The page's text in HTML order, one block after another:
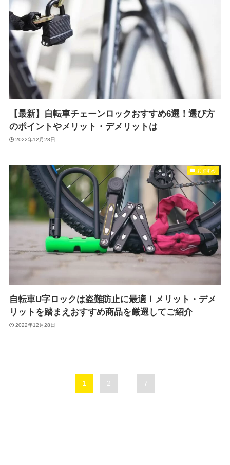
【最新】自転車チェーンロックおすすめ6選！選び方
のポイントやメリット・デメリットは
2022年12月28日
おすすめ
自転車U字ロックは盗難防止に最適！メリット・デメ
リットを踏まえおすすめ商品を厳選してご紹介
2022年12月28日
1 2 ... 7